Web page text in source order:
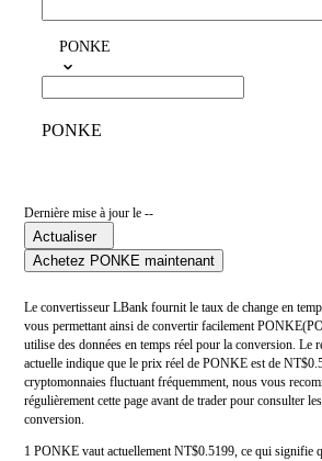
PONKE
PONKE
Dernière mise à jour le --
Actualiser
Achetez PONKE maintenant
Le convertisseur LBank fournit le taux de change en
vous permettant ainsi de convertir facilement
utilise des données en temps réel pour la conversion. Le
actuelle indique que le prix réel de PONKE est de
cryptomonnaies fluctuant fréquemment, nous vous
régulièrement cette page avant de trader pour consulter
conversion.
1 PONKE vaut actuellement NT$0.5199, ce qui signifie